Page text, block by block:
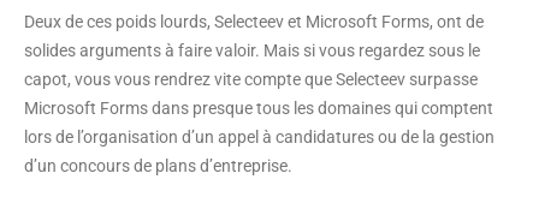
Deux de ces poids lourds, Selecteev et Microsoft Forms, ont de
solides arguments à faire valoir. Mais si vous regardez sous le
capot, vous vous rendrez vite compte que Selecteev surpasse
Microsoft Forms dans presque tous les domaines qui comptent
lors de l’organisation d’un appel à candidatures ou de la gestion
d’un concours de plans d’entreprise.